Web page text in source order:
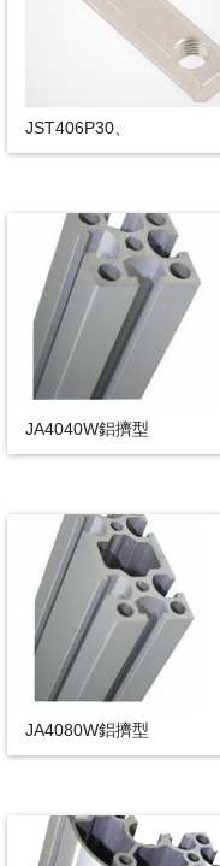
JST406P30、
JA4040W鋁擠型
JA4080W鋁擠型